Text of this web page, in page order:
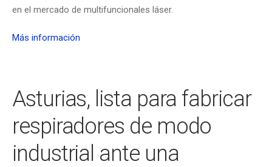
en el mercado de multifuncionales láser.
Más información
Asturias, lista para fabricar
respiradores de modo
industrial ante una